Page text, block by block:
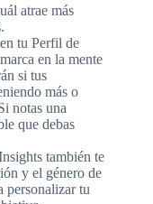
atrae más
tu Perfil de
en la mente
si tus
más o
notas una
que debas
también te
y el género de
personalizar tu